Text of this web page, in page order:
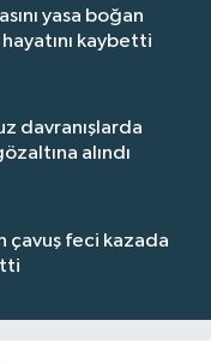
yasa boğan
hayatını kaybetti
davranışlarda
alındı
çavuş feci kazada